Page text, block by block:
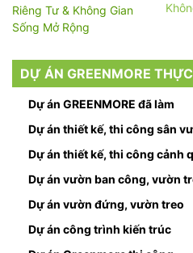
DỰ ÁN GREENMORE
Dự án GREENMORE đã làm
Dự án thiết kế, thi công sân
Dự án thiết kế, thi công cảnh
Dự án vườn ban công, vườn
Dự án vườn đứng, vườn treo
Dự án công trình kiến trúc